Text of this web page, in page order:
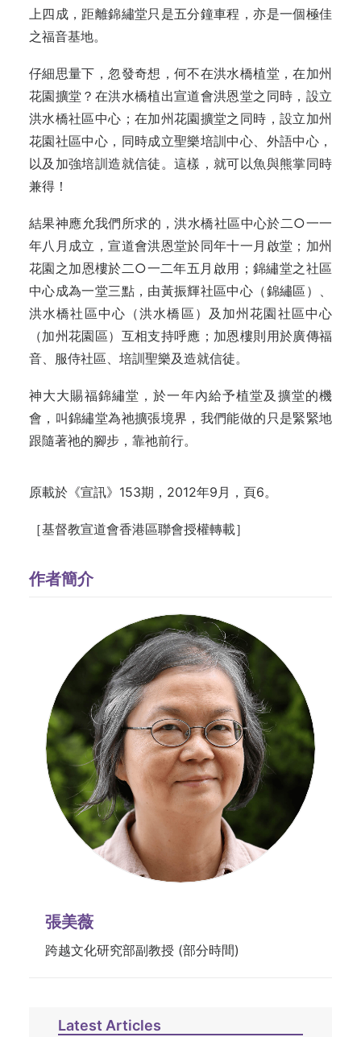
上四成，距離錦繡堂只是五分鐘車程，亦是一個極佳
之福音基地。
仔細思量下，忽發奇想，何不在洪水橋植堂，在加州
花園擴堂？在洪水橋植出宣道會洪恩堂之同時，設立
洪水橋社區中心；在加州花園擴堂之同時，設立加州
花園社區中心，同時成立聖樂培訓中心、外語中心，
以及加強培訓造就信徒。這樣，就可以魚與熊掌同時
兼得！
結果神應允我們所求的，洪水橋社區中心於二○一一
年八月成立，宣道會洪恩堂於同年十一月啟堂；加州
花園之加恩樓於二○一二年五月啟用；錦繡堂之社區
中心成為一堂三點，由黃振輝社區中心（錦繡區）、
洪水橋社區中心（洪水橋區）及加州花園社區中心
（加州花園區）互相支持呼應；加恩樓則用於廣傳福
音、服侍社區、培訓聖樂及造就信徒。
神大大賜福錦繡堂，於一年內給予植堂及擴堂的機
會，叫錦繡堂為祂擴張境界，我們能做的只是緊緊地
跟隨著祂的腳步，靠祂前行。
原載於《宣訊》153期，2012年9月，頁6。
［基督教宣道會香港區聯會授權轉載］
作者簡介
張美薇
跨越文化研究部副教授 (部分時間)
Latest Articles